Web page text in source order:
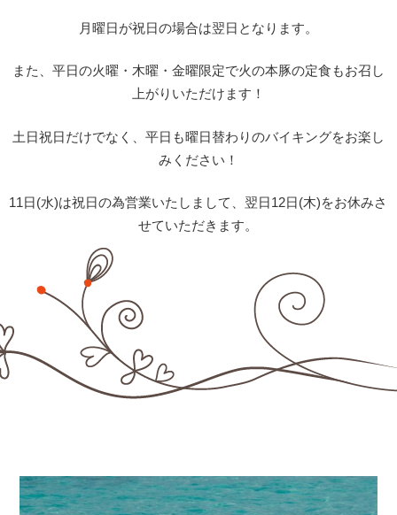
月曜日が祝日の場合は翌日となります。
また、平日の火曜・木曜・金曜限定で火の本豚の定食もお召し
上がりいただけます！
土日祝日だけでなく、平日も曜日替わりのバイキングをお楽し
みください！
11日(水)は祝日の為営業いたしまして、翌日12日(木)をお休みさ
せていただきます。